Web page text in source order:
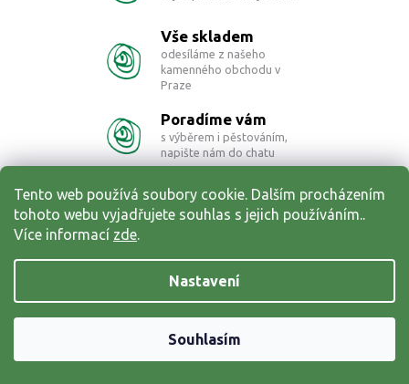
Tento web používá soubory cookie. Dalším procházením
tohoto webu vyjadřujete souhlas s jejich používáním..
Více informací zde.
Nastavení
Souhlasím
c
í
p
k
y
v
ý
p
i
s
Vše skladem
odesíláme z našeho
kamenného obchodu v
Praze
Poradíme vám
s výběrem i pěstováním,
napište nám do chatu
Doprava zdarma
pro objednávky od 1250 Kč
na výdejní místo